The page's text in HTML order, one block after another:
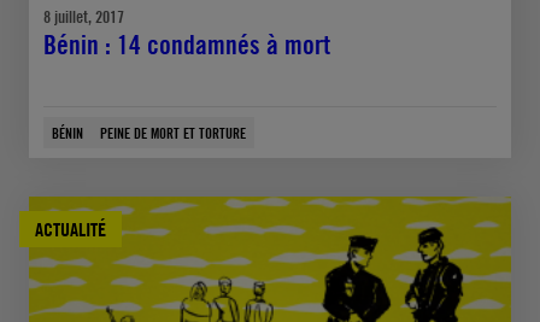
8 juillet, 2017
Bénin : 14 condamnés à mort
BÉNIN PEINE DE MORT ET TORTURE
ACTUALITÉ